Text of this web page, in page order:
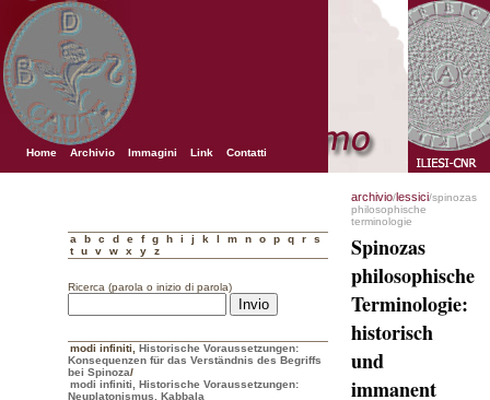
Home Archivio Immagini Link Contatti
a b c d e f g h i j k l m n o p q r
s
t
u v w x y z
Ricerca (parola o inizio di parola)
modi infiniti
Historische Voraussetzungen:
Konsequenzen für das Verständnis des Begriffs
bei Spinoza/
modi infiniti, Historische Voraussetzungen:
Neuplatonismus, Kabbala
archivio/lessici/spinozas
philosophische
terminologie
Spinozas
philosophische
Terminologie:
historisch
und
immanent